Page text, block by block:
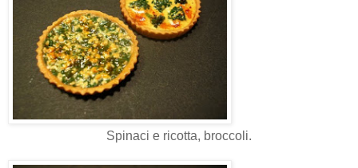
Spinaci e ricotta, broccoli.